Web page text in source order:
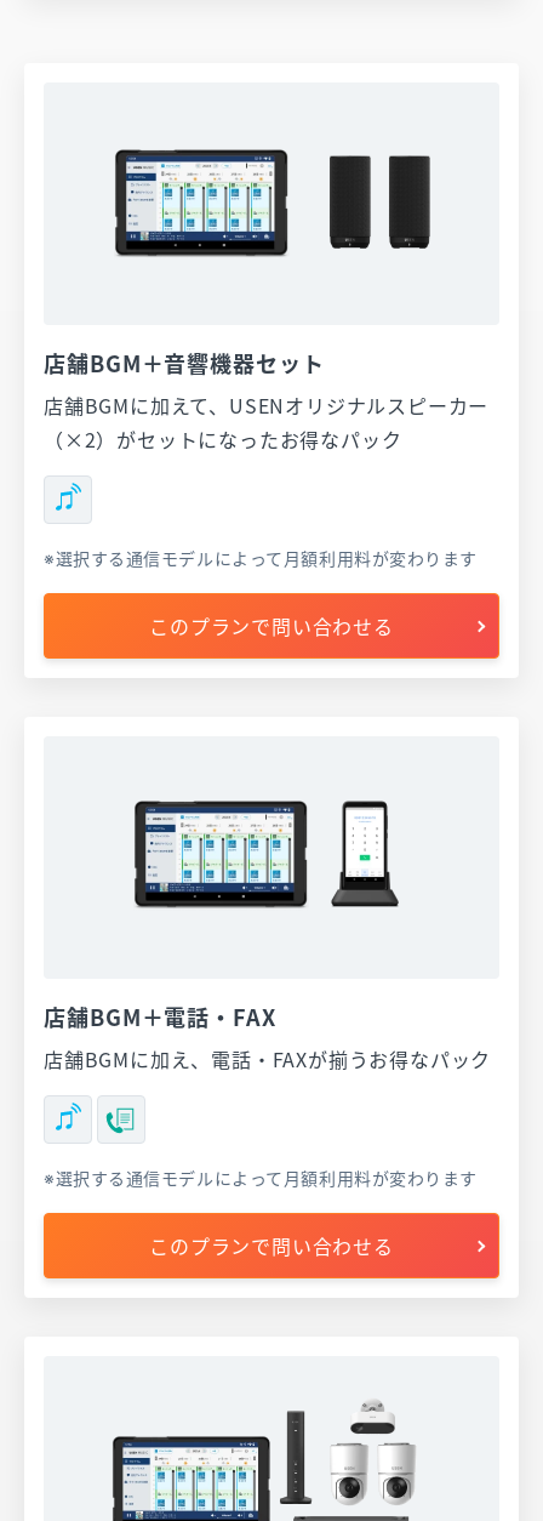
店舗BGM＋音響機器セット
店舗BGMに加えて、USENオリジナルスピーカー
（×2）がセットになったお得なパック
選択する通信モデルによって月額利用料が変わります
このプランで問い合わせる
店舗BGM＋電話・FAX
店舗BGMに加え、電話・FAXが揃うお得なパック
選択する通信モデルによって月額利用料が変わります
このプランで問い合わせる